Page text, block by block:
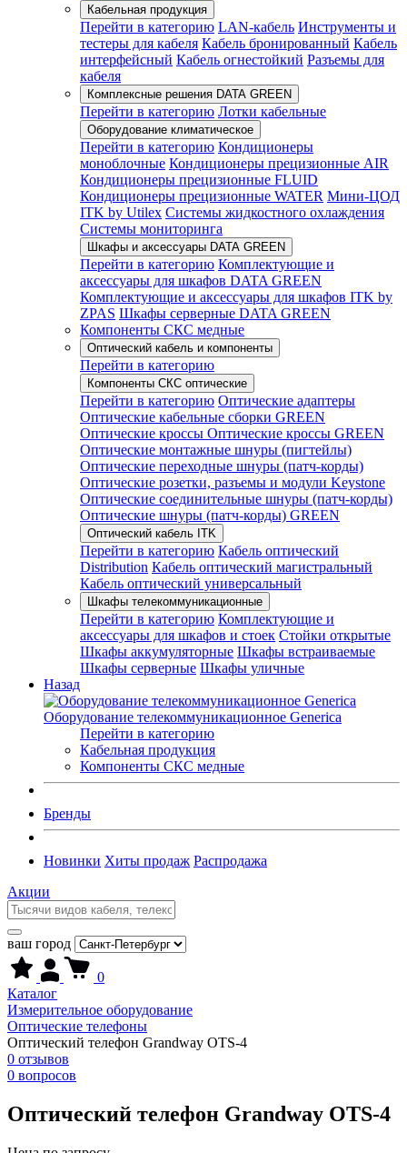
Кабельная продукция
Перейти в категорию LAN-кабель Инструменты и
тестеры для кабеля Кабель бронированный Кабель
интерфейсный Кабель огнестойкий Разъемы для
кабеля
Комплексные решения DATA GREEN
Перейти в категорию Лотки кабельные
Оборудование климатическое
Перейти в категорию Кондиционеры
моноблочные Кондиционеры прецизионные AIR
Кондиционеры прецизионные FLUID
Кондиционеры прецизионные WATER Мини-ЦОД
ITK by Utilex Системы жидкостного охлаждения
Системы мониторинга
Шкафы и аксессуары DATA GREEN
Перейти в категорию Комплектующие и
аксессуары для шкафов DATA GREEN
Комплектующие и аксессуары для шкафов ITK by
ZPAS Шкафы серверные DATA GREEN
Компоненты СКС медные
Оптический кабель и компоненты
Перейти в категорию
Компоненты СКС оптические
Перейти в категорию Оптические адаптеры
Оптические кабельные сборки GREEN
Оптические кроссы Оптические кроссы GREEN
Оптические монтажные шнуры (пигтейлы)
Оптические переходные шнуры (патч-корды)
Оптические розетки, разъемы и модули Keystone
Оптические соединительные шнуры (патч-корды)
Оптические шнуры (патч-корды) GREEN
Оптический кабель ITK
Перейти в категорию Кабель оптический
Distribution Кабель оптический магистральный
Кабель оптический универсальный
Шкафы телекоммуникационные
Перейти в категорию Комплектующие и
аксессуары для шкафов и стоек Стойки открытые
Шкафы аккумуляторные Шкафы встраиваемые
Шкафы серверные Шкафы уличные
Назад
Оборудование телекоммуникационное Generica
Перейти в категорию
Кабельная продукция
Компоненты СКС медные
Бренды
Новинки Хиты продаж Распродажа
Акции
ваш город
0
Каталог
Измерительное оборудование
Оптические телефоны
Оптический телефон Grandway OTS-4
0 отзывов
0 вопросов
Оптический телефон Grandway OTS-4